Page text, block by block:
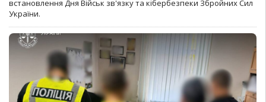
встановлення Дня Військ зв'язку та кібербезпеки Збройних Сил
України.